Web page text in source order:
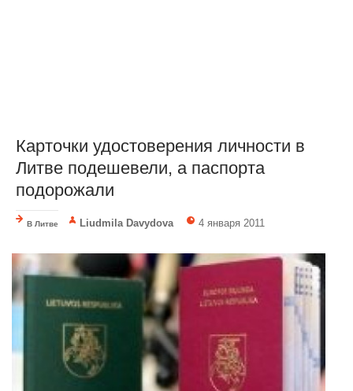
Карточки удостоверения личности в
Литве подешевели, а паспорта
подорожали
В Литве Liudmila Davydova 4 января 2011